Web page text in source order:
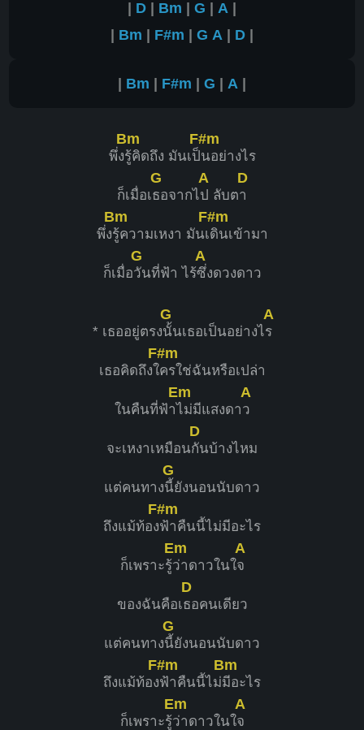
| D | Bm | G | A |
| Bm | F#m | G A | D |
| Bm | F#m | G | A |
พึ่ง​
Bm
รู้​คิดถึง ​มันเป็
F#m
​นอย่างไร
ก็เมื่อเ
G
ธอจากไ
A
ป ลับต
D
า
พึ่ง
Bm
รู้ความเหงา มันเ
F#m
ดินเข้ามา
ก็เมื่อ
G
วันที่ฟ้า​ ไร้
A
ซึ่งดวงดาว
* เธออยู่ตรง
G
นั้น​เธอเป็นอย่างไ
A
ร
เธอคิดถึง​ใ
F#m
คร​ใช่​ฉันหรือเปล่า​
ในคืน​ที่​ฟ้า
Em
​ไม่มี​แสงดา
A
ว​
จะเหงาเหมือน
D
กันบ้างไหม
แต่คนทาง
G
นี้ยังนอนนับดาว
ถึงแม้ท้อง
F#m
ฟ้าคืนนี้ไม่มีอะไร
ก็เพราะรู้
Em
​ว่า​ดาว​ในใ
A
จ
ของฉันคือเ
D
ธอคนเดียว
แต่คนทาง
G
นี้ยังนอนนับดาว
ถึงแม้ท้อง
F#m
ฟ้าคืนนี้ไม่
Bm
มีอะไร
ก็เพราะรู้
Em
​ว่า​ดาว​ในใ
A
จ